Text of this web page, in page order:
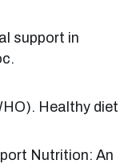
support in
Healthy diet
Nutrition: An